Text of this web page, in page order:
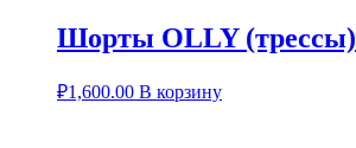
Шорты OLLY (трессы)
₽1,600.00 В корзину